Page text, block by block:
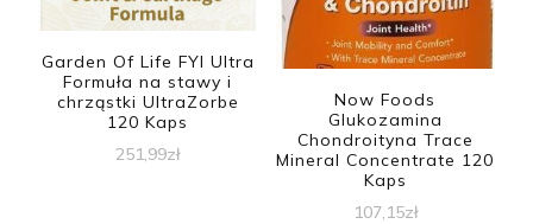
Garden Of Life FYI Ultra
Formuła na stawy i
chrząstki UltraZorbe
120 Kaps
251,99zł
Now Foods
Glukozamina
Chondroityna Trace
Mineral Concentrate 120
Kaps
107,15zł